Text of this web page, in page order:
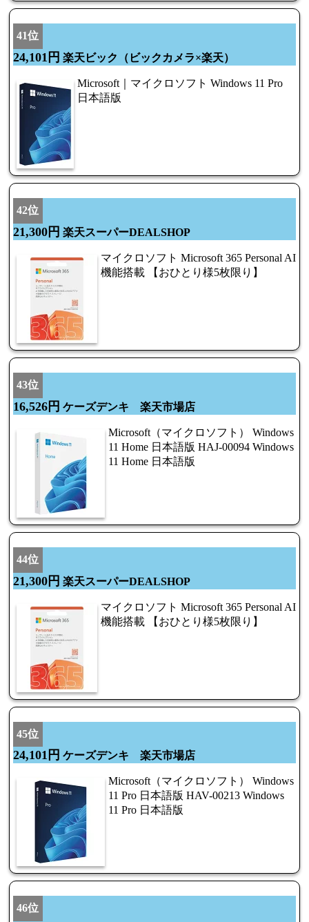
41位
24,101円 楽天ビック（ビックカメラ×楽天）
Microsoft｜マイクロソフト Windows 11 Pro
日本語版
42位
21,300円 楽天スーパーDEALSHOP
マイクロソフト Microsoft 365 Personal AI
機能搭載 【おひとり様5枚限り】
43位
16,526円 ケーズデンキ 楽天市場店
Microsoft（マイクロソフト） Windows
11 Home 日本語版 HAJ-00094 Windows
11 Home 日本語版
44位
21,300円 楽天スーパーDEALSHOP
マイクロソフト Microsoft 365 Personal AI
機能搭載 【おひとり様5枚限り】
45位
24,101円 ケーズデンキ 楽天市場店
Microsoft（マイクロソフト） Windows
11 Pro 日本語版 HAV-00213 Windows
11 Pro 日本語版
46位